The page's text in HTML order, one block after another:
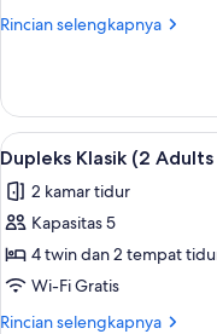
+
Rincian selengkapnya
Rincian
Rumah,
tepi
laut
Adults
+
Child)
Lihat
semua
foto
untuk
Dupleks
Klasik
(2
9
Dupleks Klasik (2
2 kamar tidur
Kapasitas 5
4 twin dan 2 tempat
Wi-Fi Gratis
Rincian selengkapnya
Rincian